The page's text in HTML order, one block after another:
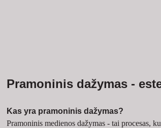
Pramoninis dažymas -
Kas yra pramoninis dažymas?
Pramoninis medienos dažymas - tai procesas,